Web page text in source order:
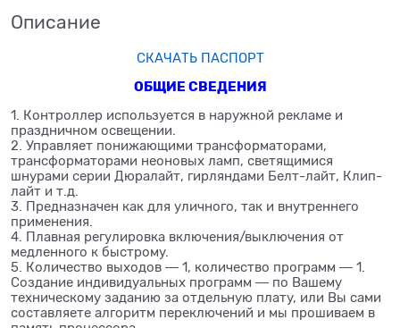
Описание
СКАЧАТЬ ПАСПОРТ
ОБЩИЕ СВЕДЕНИЯ
1. Контроллер используется в наружной рекламе и
праздничном освещении.
2. Управляет понижающими трансформаторами,
трансформаторами неоновых ламп, светящимися
шнурами серии Дюралайт, гирляндами Белт-лайт, Клип-
лайт и т.д.
3. Предназначен как для уличного, так и внутреннего
применения.
4. Плавная регулировка включения/выключения от
медленного к быстрому.
5. Количество выходов ― 1, количество программ ― 1.
Создание индивидуальных программ ― по Вашему
техническому заданию за отдельную плату, или Вы сами
составляете алгоритм переключений и мы прошиваем в